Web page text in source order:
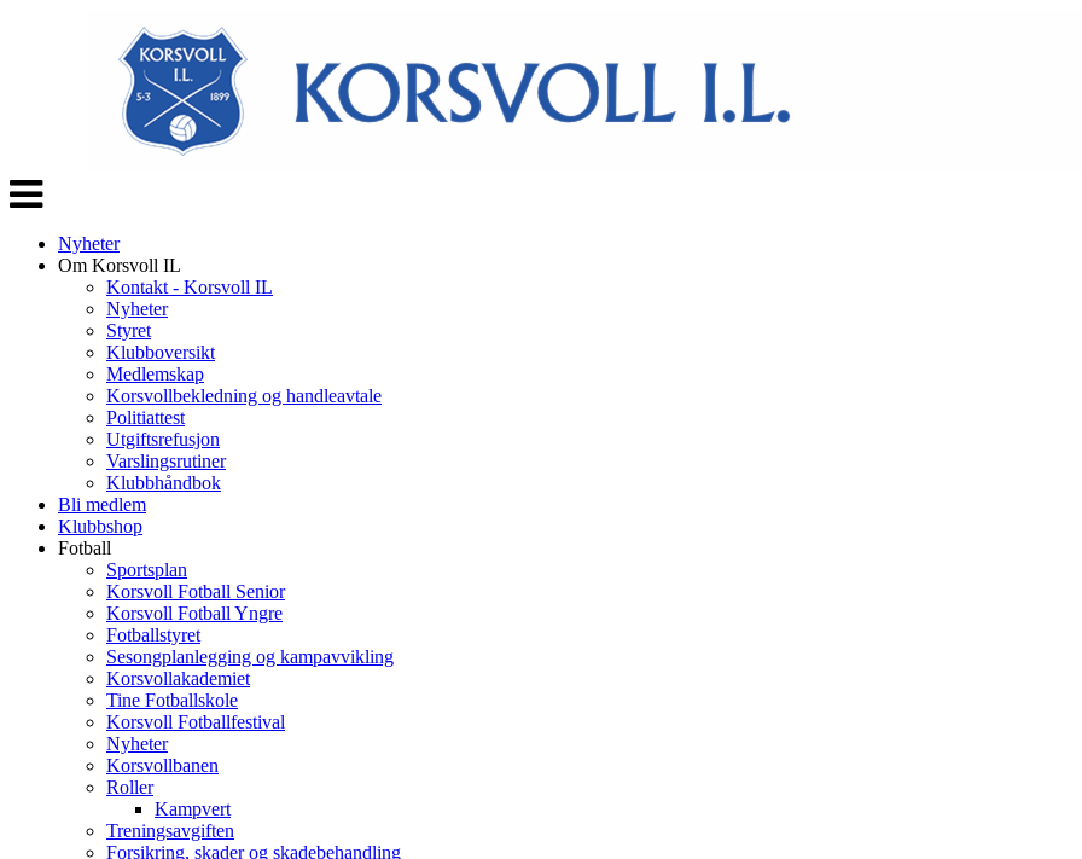
Veksle
navigasjon
Nyheter
Om Korsvoll IL
Kontakt - Korsvoll IL
Nyheter
Styret
Klubboversikt
Medlemskap
Korsvollbekledning og handleavtale
Politiattest
Utgiftsrefusjon
Varslingsrutiner
Klubbhåndbok
Bli medlem
Klubbshop
Fotball
Sportsplan
Korsvoll Fotball Senior
Korsvoll Fotball Yngre
Fotballstyret
Sesongplanlegging og kampavvikling
Korsvollakademiet
Tine Fotballskole
Korsvoll Fotballfestival
Nyheter
Korsvollbanen
Roller
Kampvert
Treningsavgiften
Forsikring, skader og skadebehandling